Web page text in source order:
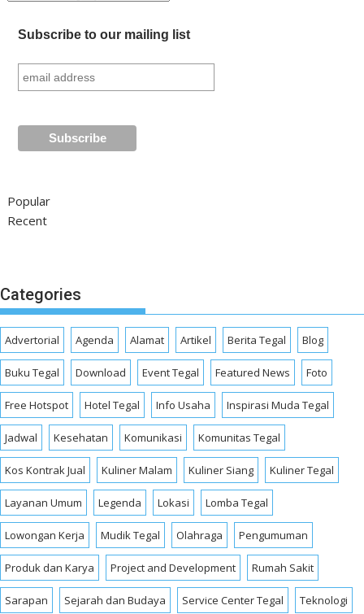
Subscribe to our mailing list
Popular
Recent
Categories
Advertorial Agenda Alamat Artikel Berita Tegal Blog
Buku Tegal Download Event Tegal Featured News Foto
Free Hotspot Hotel Tegal Info Usaha Inspirasi Muda Tegal
Jadwal Kesehatan Komunikasi Komunitas Tegal
Kos Kontrak Jual Kuliner Malam Kuliner Siang Kuliner Tegal
Layanan Umum Legenda Lokasi Lomba Tegal
Lowongan Kerja Mudik Tegal Olahraga Pengumuman
Produk dan Karya Project and Development Rumah Sakit
Sarapan Sejarah dan Budaya Service Center Tegal Teknologi